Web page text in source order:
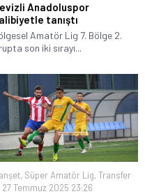
Anadoluspor
tanıştı
Amatör Lig 7. Bölge 2.
son iki sırayı...
, Süper Amatör Lig, Transfer
27 Temmuz 2025 23:26